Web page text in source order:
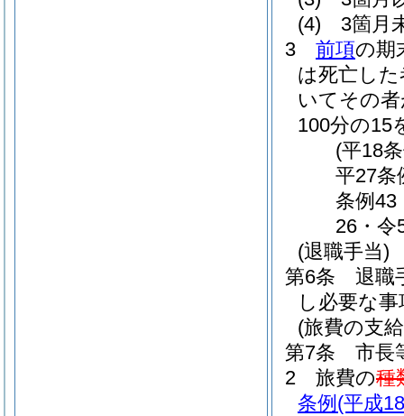
(4)
3箇月
3
前項の期
は死亡し
いてその
100分の15
(平18
平27条
条例43
26・令
(退職手当)
第6条
退職
し必要な
(旅費の支
第7条
市長
2
旅費の種
条例 (平成